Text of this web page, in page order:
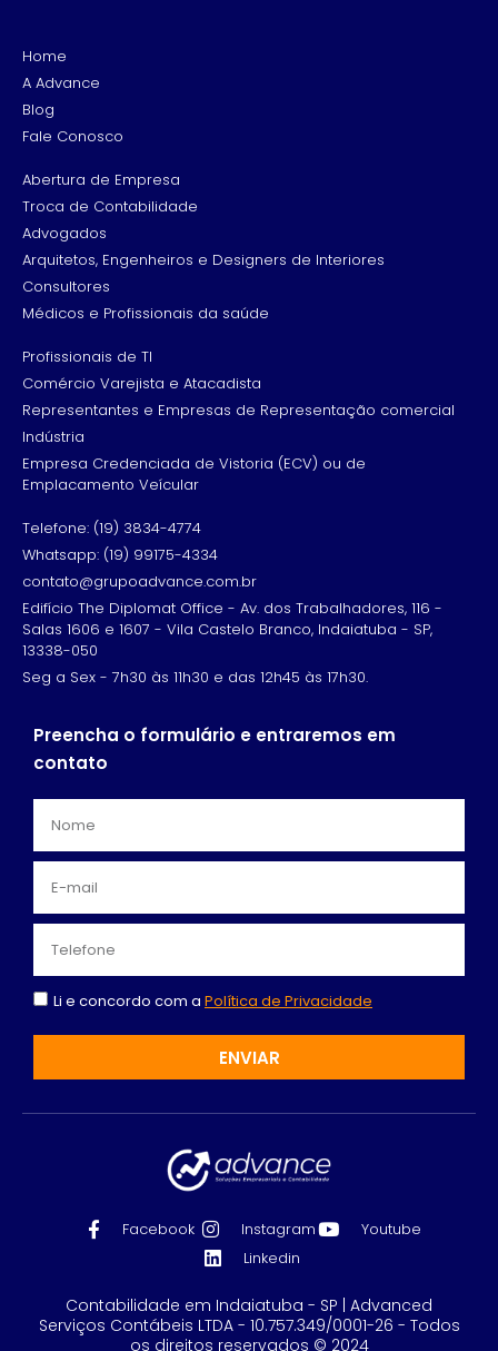
Home
A Advance
Blog
Fale Conosco
Abertura de Empresa
Troca de Contabilidade
Advogados
Arquitetos, Engenheiros e Designers de Interiores
Consultores
Médicos e Profissionais da saúde
Profissionais de TI
Comércio Varejista e Atacadista
Representantes e Empresas de Representação comercial
Indústria
Empresa Credenciada de Vistoria (ECV) ou de
Emplacamento Veícular
Telefone: (19) 3834-4774
Whatsapp: (19) 99175-4334
contato@grupoadvance.com.br
Edifício The Diplomat Office - Av. dos Trabalhadores, 116 -
Salas 1606 e 1607 - Vila Castelo Branco, Indaiatuba - SP,
13338-050
Seg a Sex - 7h30 às 11h30 e das 12h45 às 17h30.
Preencha o formulário e entraremos em
contato
Li e concordo com a Política de Privacidade
ENVIAR
Facebook Instagram
Youtube
Linkedin
Contabilidade em Indaiatuba - SP | Advanced
Serviços Contábeis LTDA - 10.757.349/0001-26 - Todos
os direitos reservados © 2024